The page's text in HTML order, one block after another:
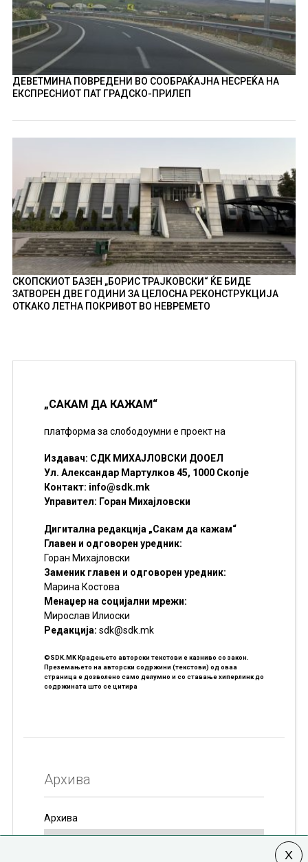
ДЕВЕТМИНА ПОВРЕДЕНИ ВО СООБРАЌАЈНА НЕСРЕЌА НА
ЕКСПРЕСНИОТ ПАТ ГРАДСКО-ПРИЛЕП
СКОПСКИОТ БАЗЕН „БОРИС ТРАЈКОВСКИ“ ЌЕ БИДЕ
ЗАТВОРЕН ДВЕ ГОДИНИ ЗА ЦЕЛОСНА РЕКОНСТРУКЦИЈА
ОТКАКО ЛЕТНА ПОКРИВОТ ВО НЕВРЕМЕТО
„САКАМ ДА КАЖАМ“
платформа за слободоумни е проект на
Издавач: СДК МИХАЈЛОВСКИ ДООЕЛ
Ул. Александар Мартулков 45, 1000 Скопје
Контакт: info@sdk.mk
Управител: Горан Михајловски
Дигитална редакција „Сакам да кажам“
Главен и одговорен уредник:
Горан Михајловски
Заменик главен и одговорен уредник:
Марина Костова
Менаџер на социјални мрежи:
Мирослав Илиоски
Редакцијa: sdk@sdk.mk
©SDK.MK Крадењето авторски текстови е казниво со закон.
Преземањето на авторски содржини (текстови) од оваа
страница е дозволено само делумно и со ставање хиперлинк до
содржината што се цитира
Архива
Архива